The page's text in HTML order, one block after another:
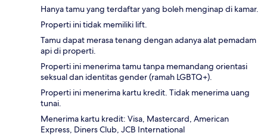
Hanya tamu yang terdaftar yang boleh menginap di kamar.
Properti ini tidak memiliki lift.
Tamu dapat merasa tenang dengan adanya alat pemadam
api di properti.
Properti ini menerima tamu tanpa memandang orientasi
seksual dan identitas gender (ramah LGBTQ+).
Properti ini menerima kartu kredit. Tidak menerima uang
tunai.
Menerima kartu kredit: Visa, Mastercard, American
Express, Diners Club, JCB International